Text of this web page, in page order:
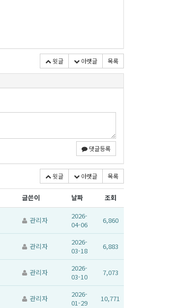
윗글 아랫글 목록
댓글등록
윗글 아랫글 목록
글쓴이 날짜 조회
관리자
2026-
04-06
6,860
관리자
2026-
03-18
6,883
관리자
2026-
03-10
7,073
관리자
2026-
01-29
10,771